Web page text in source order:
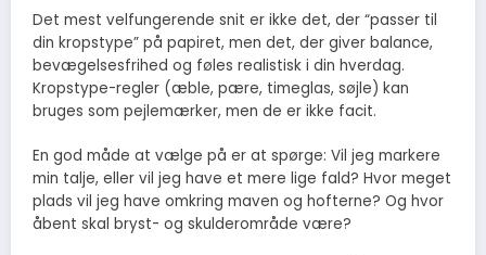
Det mest velfungerende snit er ikke det, der “passer til
din kropstype” på papiret, men det, der giver balance,
bevægelsesfrihed og føles realistisk i din hverdag.
Kropstype-regler (æble, pære, timeglas, søjle) kan
bruges som pejlemærker, men de er ikke facit.
En god måde at vælge på er at spørge: Vil jeg markere
min talje, eller vil jeg have et mere lige fald? Hvor meget
plads vil jeg have omkring maven og hofterne? Og hvor
åbent skal bryst- og skulderområde være?